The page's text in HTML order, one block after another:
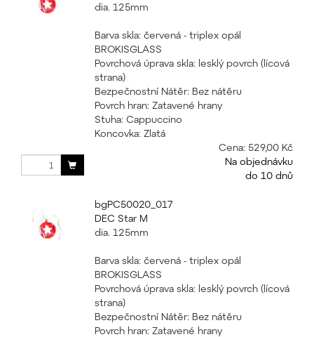
dia. 125mm
Barva skla: červená - triplex opál
BROKISGLASS
Povrchová úprava skla: lesklý povrch (lícová
strana)
Bezpečnostní Nátěr: Bez nátěru
Povrch hran: Zatavené hrany
Stuha: Cappuccino
Koncovka: Zlatá
Cena: 529,00 Kč
Na objednávku
do 10 dnů
bgPC50020_017
DEC Star M
dia. 125mm
Barva skla: červená - triplex opál
BROKISGLASS
Povrchová úprava skla: lesklý povrch (lícová
strana)
Bezpečnostní Nátěr: Bez nátěru
Povrch hran: Zatavené hrany